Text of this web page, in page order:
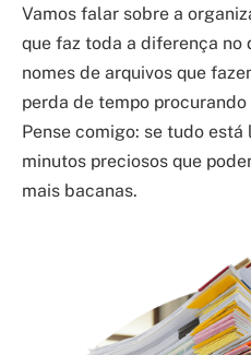
Vamos falar sobre a
que faz toda a diferença no
nomes de arquivos que
perda de tempo
Pense comigo: se tudo
minutos preciosos que
mais bacanas.